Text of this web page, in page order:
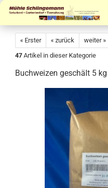
« Erster « zurück weiter »
47 Artikel in dieser Kategorie
Buchweizen geschält 5 kg